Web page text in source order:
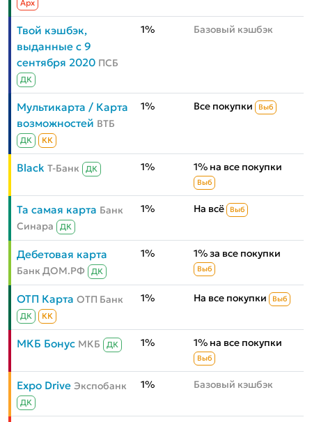
Aрх
Твой кэшбэк,
выданные с 9
сентября 2020 ПСБ
ДК
1% Базовый кэшбэк
Мультикарта / Карта
возможностей ВТБ
ДК КК
1% Все покупки Выб
Black Т-Банк ДК 1% 1% на все покупки
Выб
Та самая карта Банк
Синара
ДК
1% На всё Выб
Дебетовая карта
Банк ДОМ.РФ ДК
1% 1% за все покупки
Выб
ОТП Карта ОТП Банк
ДК КК
1% На все покупки Выб
МКБ Бонус МКБ ДК 1% 1% на все покупки
Выб
Expo Drive Экспобанк
ДК
1% Базовый кэшбэк